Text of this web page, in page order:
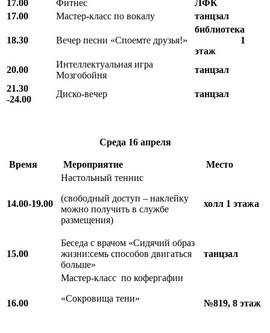
17.00 Фитнес
ЛФК
17.00
Мастер-класс по вокалу танцзал
18.30 Вечер песни «Споемте друзья!»
библиотека
1
этаж
20.00
Интеллектуальная игра
Мозгобойня
танцзал
21.30
-24.00
Диско-вечер танцзал
Среда 16 апреля
Время Мероприятие Место
14.00-19.00
Настольный теннис
(свободный доступ – наклейку
можно получить в службе
размещения)
холл 1 этажа
15.00
Беседа с врачом «Сидячий образ
жизни:семь способов двигаться
больше»
танцзал
16.00
Мастер-класс по кофергафии
«Сокровища тени»
№819, 8 этаж